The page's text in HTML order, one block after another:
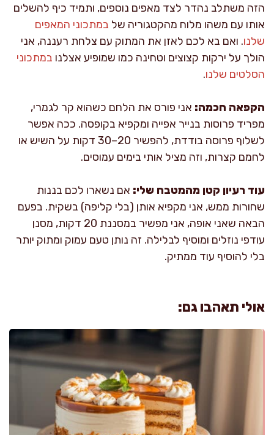
הזה משתלב נהדר לצד מאפים נוספים, ותמיד כיף להשלים
אותו עם משהו מלוח מהקטגוריה של במתכוני המאפים
שלנו. ואם בא לכם לאזן את המתוק עם צלחת רעננה, אני
הולך על ירקות קצוצים וטחינה כמו שמופיע אצלנו במתכוני
הסלטים שלנו.
הקפאה חכמה: אני פורס את הלחם כשהוא קר לגמרי,
מפריד פרוסות בנייר אפייה ומקפיא בקופסה. ככה אפשר
לשלוף פרוסה בודדת, להפשיר 20–30 דקות על השיש או
לחמם קצרות, וזה מציל אותי בימים עמוסים.
עוד רעיון קטן מהמטבח שלי: אם נשארו לכם בננות
שחורות ממש, אני מקפיא אותן (בלי קליפה) בשקית. בפעם
הבאה שאני אופה, אני מפשיר במסננת 20 דקות, מסנן
עודפי נוזלים ומוסיף לבלילה. זה נותן טעם עמוק ומתוק יותר
בלי להוסיף עוד ממתיק.
אולי תאהבו גם: